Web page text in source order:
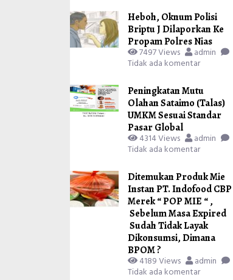
Heboh, Oknum Polisi
Briptu J Dilaporkan Ke
Propam Polres Nias
7497 Views admin
Tidak ada komentar
Peningkatan Mutu
Olahan Sataimo (Talas)
UMKM Sesuai Standar
Pasar Global
4314 Views admin
Tidak ada komentar
Ditemukan Produk Mie
Instan PT. Indofood CBP
Merek “ POP MIE “ ,
Sebelum Masa Expired
Sudah Tidak Layak
Dikonsumsi, Dimana
BPOM ?
4189 Views admin
Tidak ada komentar